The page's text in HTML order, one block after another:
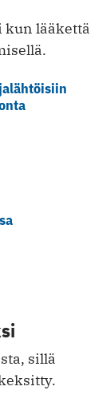
kun lääkettä
sillä